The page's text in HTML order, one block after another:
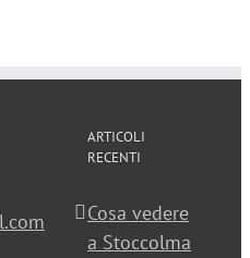
ARTICOLI
RECENTI
Cosa vedere
a Stoccolma